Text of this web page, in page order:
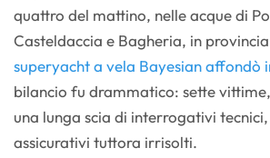
quattro del mattino, nelle acque di
Casteldaccia e Bagheria, in
superyacht a vela Bayesian affondò
bilancio fu drammatico: sette
una lunga scia di interrogativi
assicurativi tuttora irrisolti.